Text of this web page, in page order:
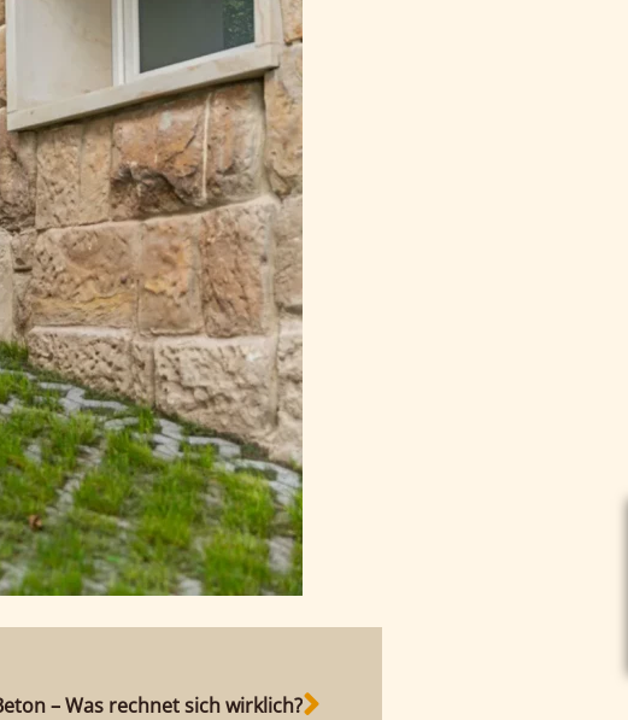
– Was rechnet sich wirklich?